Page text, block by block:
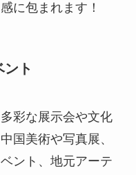
に包まれます！
ト
彩な展示会や文化
国美術や写真展、
ント、地元アーテ